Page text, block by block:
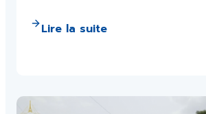
Lire la suite